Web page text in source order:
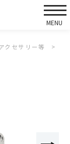
クセサリー等